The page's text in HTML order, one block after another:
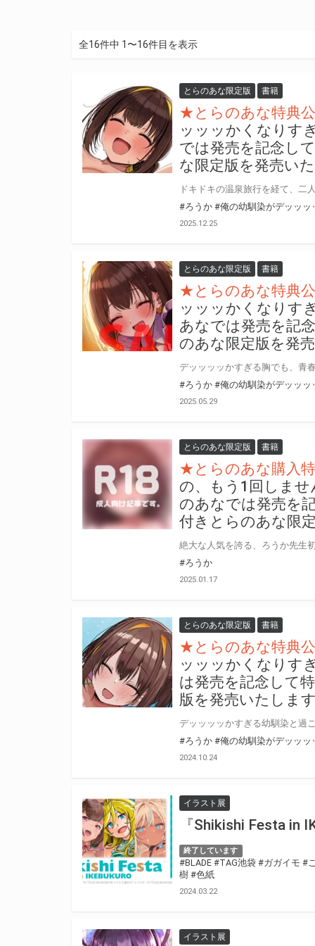
全16件中 1〜16件目を表示
とらのあな限定版 書籍
★とらのあな特典
ッッッかくなりす
では発売を記念し
な限定版を発売い
#ろうか #俺の幼馴染がデッッッ
2025.12.25
とらのあな限定版 書籍
★とらのあな特典
ッッッかくなりす
あなでは発売を記
のあな限定版を発
#ろうか #俺の幼馴染がデッッッ
2025.05.29
とらのあな限定版 書籍
★とらのあな購入
の、もう1回しませ
のあなでは発売を
付きとらのあな限
#ろうか
2025.01.17
とらのあな限定版 書籍
★とらのあな特典
ッッッかくなりす
は発売を記念して
版を発売いたしま
#ろうか #俺の幼馴染がデッッッ
2024.10.24
イラスト展
『Shikishi Festa in
終了しています
#BLADE #TAG池袋 #ガガイモ #
樹 #色紙
2024.03.22
イラスト展